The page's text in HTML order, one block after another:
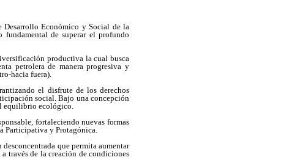
Desarrollo Económico y Social de la
de superar el profundo
productiva la cual busca
petrolera de manera progresiva y
hacia fuera).
el disfrute de los derechos
social. Bajo una concepción
equilibrio ecológico.
fortaleciendo nuevas formas
Participativa y Protagónica.
que permita aumentar
través de la creación de condiciones